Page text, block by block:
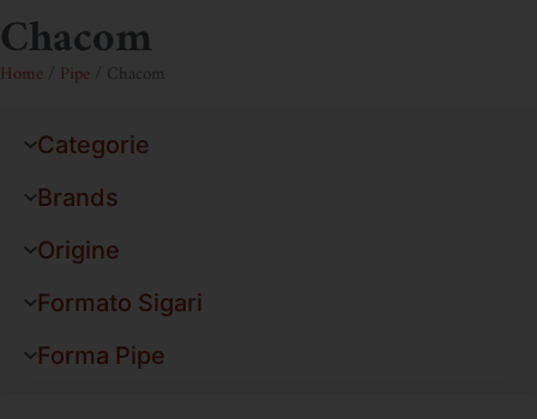
Chacom
Home Pipe / Chacom
Categorie
Brands
Origine
Formato Sigari
Forma Pipe